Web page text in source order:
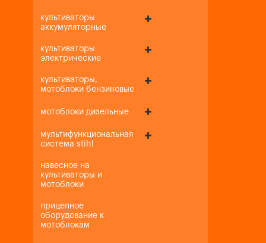
культиваторы
аккумуляторные
культиваторы
электрические
культиваторы,
мотоблоки бензиновые
мотоблоки дизельные
мультифункциональная
система stihl
навесное на
культиваторы и
мотоблоки
прицепное
оборудование к
мотоблокам